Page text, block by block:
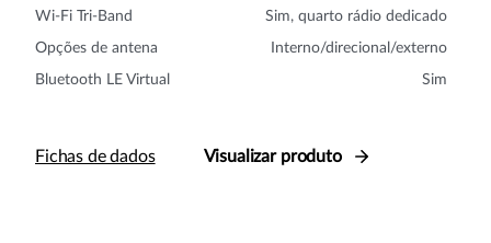
Wi-Fi Tri-Band Sim, quarto rádio dedicado
Opções de antena Interno/direcional/externo
Bluetooth LE Virtual Sim
Fichas de dados Visualizar produto